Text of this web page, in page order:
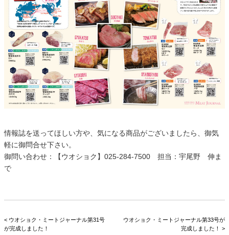
情報誌を送ってほしい方や、気になる商品がございましたら、御気
軽に御問合せ下さい。
御問い合わせ：【ウオショク】025-284-7500 担当：宇尾野 伸ま
で
< ウオショク・ミートジャーナル第31号
が完成しました！
ウオショク・ミートジャーナル第33号が
完成しました！ >